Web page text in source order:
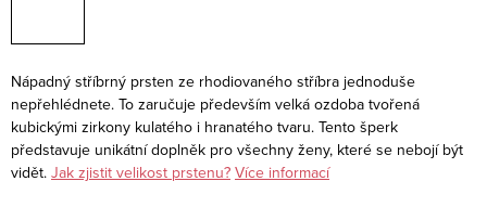
Nápadný stříbrný prsten ze rhodiovaného stříbra jednoduše
nepřehlédnete. To zaručuje především velká ozdoba tvořená
kubickými zirkony kulatého i hranatého tvaru. Tento šperk
představuje unikátní doplněk pro všechny ženy, které se nebojí být
vidět. Jak zjistit velikost prstenu? Více informací